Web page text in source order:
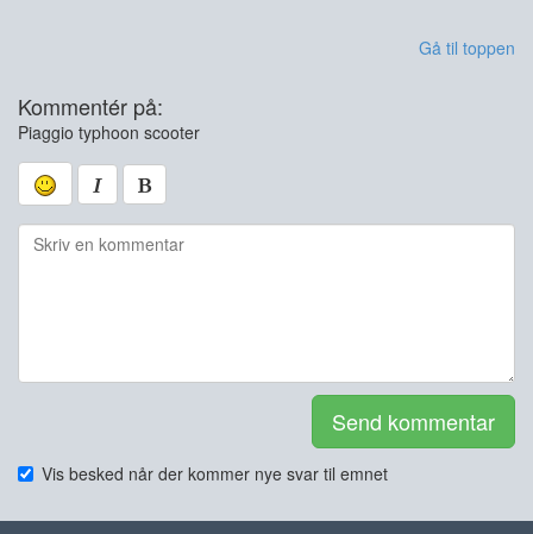
Gå til toppen
Kommentér på:
Piaggio typhoon scooter
Send kommentar
Vis besked når der kommer nye svar til emnet